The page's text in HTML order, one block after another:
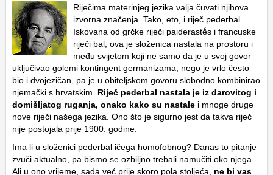
Riječima materinjeg jezika valja čuvati njihova
izvorna značenja. Tako, eto, i riječ pederbal.
Iskovana od grčke riječi paiderastḗs i francuske
riječi bal, ova je složenica nastala na prostoru i
među svijetom koji ne samo da je u svoj govor
uključivao golemi kontingent germanizama, nego je vrlo često
bio i dvojezičan, pa je u obiteljskom govoru slobodno kombinirao
njemački s hrvatskim. Riječ pederbal nastala je iz darovitog i
domišljatog ruganja, onako kako su nastale i mnoge druge
nove riječi našega jezika. Ono što je sigurno jest da takva riječ
nije postojala prije 1900. godine.
Ima li u složenici pederbal ičega homofobnog? Danas to pitanje
zvuči aktualno, pa bismo se ozbiljno trebali namučiti oko njega.
Ali u ono vrijeme, sada već prije skoro pola stoljeća, ne bi vas